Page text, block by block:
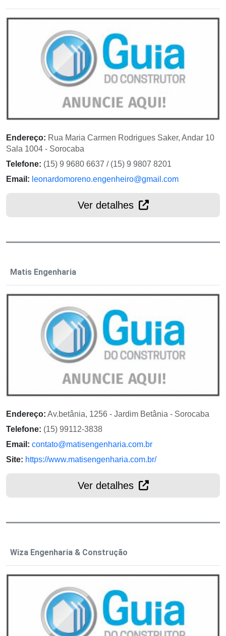
Endereço: Rua Maria Carmen Rodrigues Saker, Andar 10
Sala 1004 - Sorocaba
Telefone: (15) 9 9680 6637 / (15) 9 9807 8201
Email: leonardomoreno.engenheiro@gmail.com
Ver detalhes
Matis Engenharia
Endereço: Av.betânia, 1256 - Jardim Betânia - Sorocaba
Telefone: (15) 99112-3838
Email: contato@matisengenharia.com.br
Site: https://www.matisengenharia.com.br/
Ver detalhes
Wiza Engenharia & Construção